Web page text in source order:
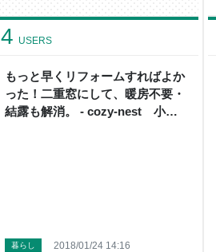
もっと早くリフォームすればよか
った！二重窓にして、暖房不要・
結露も解消。 - cozy-nest 小さ
4 USERS
暮らし 2018/01/24 14:16